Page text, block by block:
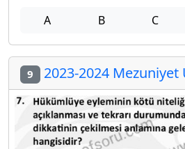
A B C
9 2023-2024 Mezuniyet